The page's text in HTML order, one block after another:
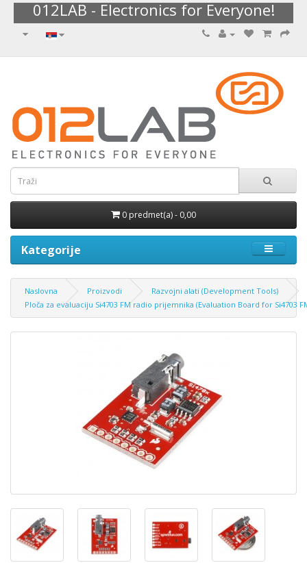
012LAB - Electronics for Everyone!
0 predmet(a) - 0,00
Kategorije
Naslovna Proizvodi
Razvojni alati (Development Tools)
Ploča za evaluaciju Si4703 FM radio prijemnika (Evaluation Board for Si4703